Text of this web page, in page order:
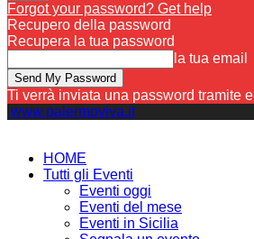
Forgot your password? Get help
Recupero della password
Recupera la tua password
la tua email
Ti verrà inviata una password tramite
www.palermoviva.it
HOME
Tutti gli Eventi
Eventi oggi
Eventi del mese
Eventi in Sicilia